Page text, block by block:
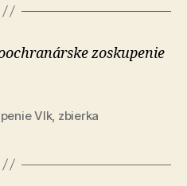
zoskupenie
Vlk, zbierka